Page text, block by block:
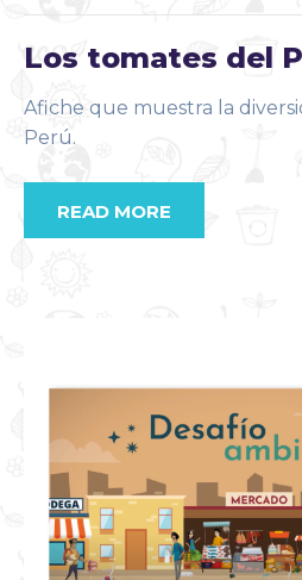
Los tomates del
Afiche que muestra la
Perú.
READ MORE